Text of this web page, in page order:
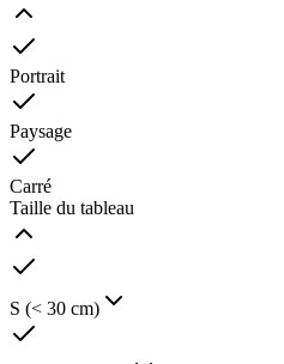
Portrait
Paysage
Carré
Taille du tableau
S (< 30 cm)